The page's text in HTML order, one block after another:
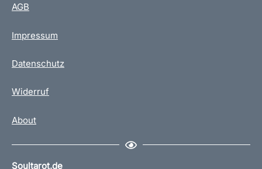
AGB
Impressum
Datenschutz
Widerruf
About
Soultarot.de